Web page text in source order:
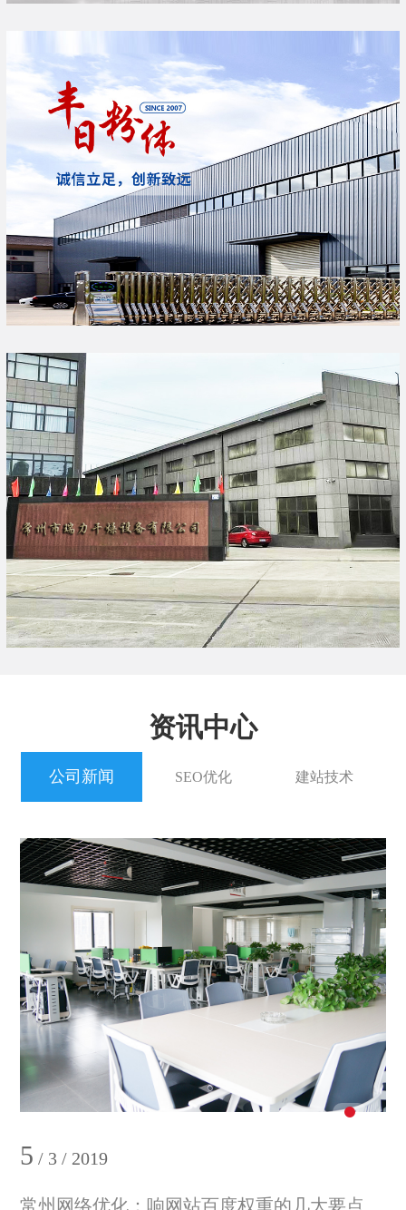
资讯中心
建站技术
SEO优化
公司新闻
5 / 3 / 2019
常州网络优化：响网站百度权重的几大要点